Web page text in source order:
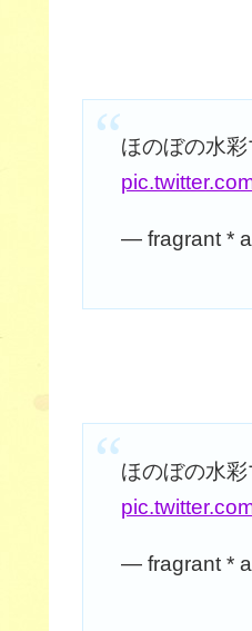
ほのぼの水
— fragrant *
ほのぼの水
— fragrant *